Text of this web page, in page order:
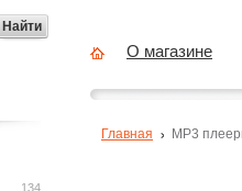
Главная MP3
134
Найти
О магазине